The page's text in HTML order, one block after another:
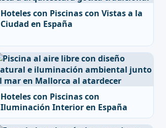
Hoteles con Piscinas con Vistas a la
Ciudad en España
Hoteles con Piscinas con
Iluminación Interior en España